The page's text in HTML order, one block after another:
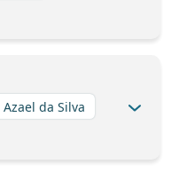
da Silva